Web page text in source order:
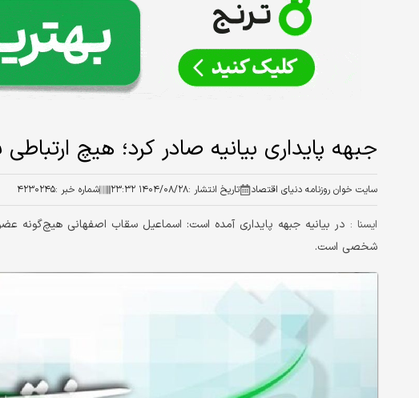
جبهه پایداری بیانیه صادر کرد؛ هیچ
سایت خوان روزنامه دنیای اقتصاد تاریخ انتشار :۱۴۰۴/۰۸/۲۸ ۲۳:۳۲ شماره خبر :۴۲۳۰۲۴۵
ایسنا : در بیانیه جبهه پایداری آمده است: اسماعیل سقاب اصفهانی هیچ‌گونه
شخصی است.